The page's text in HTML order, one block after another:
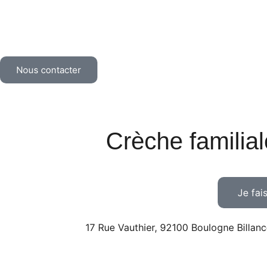
Nous contacter
Crèche
Je
17 Rue Vauthier, 92100 Boulogne